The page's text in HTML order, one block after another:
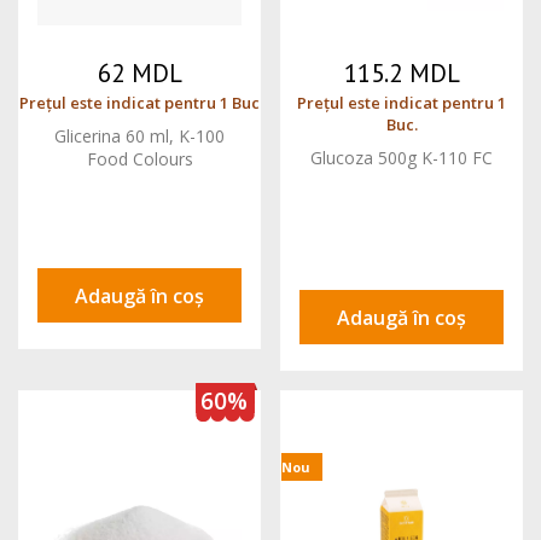
62 MDL
Prețul este indicat pentru 1 Buc
Glicerina 60 ml, K-100
Food Colours
Adaugă în coș
115.2 MDL
Prețul este indicat pentru 1
Buc.
Glucoza 500g K-110 FC
Adaugă în coș
60%
Nou